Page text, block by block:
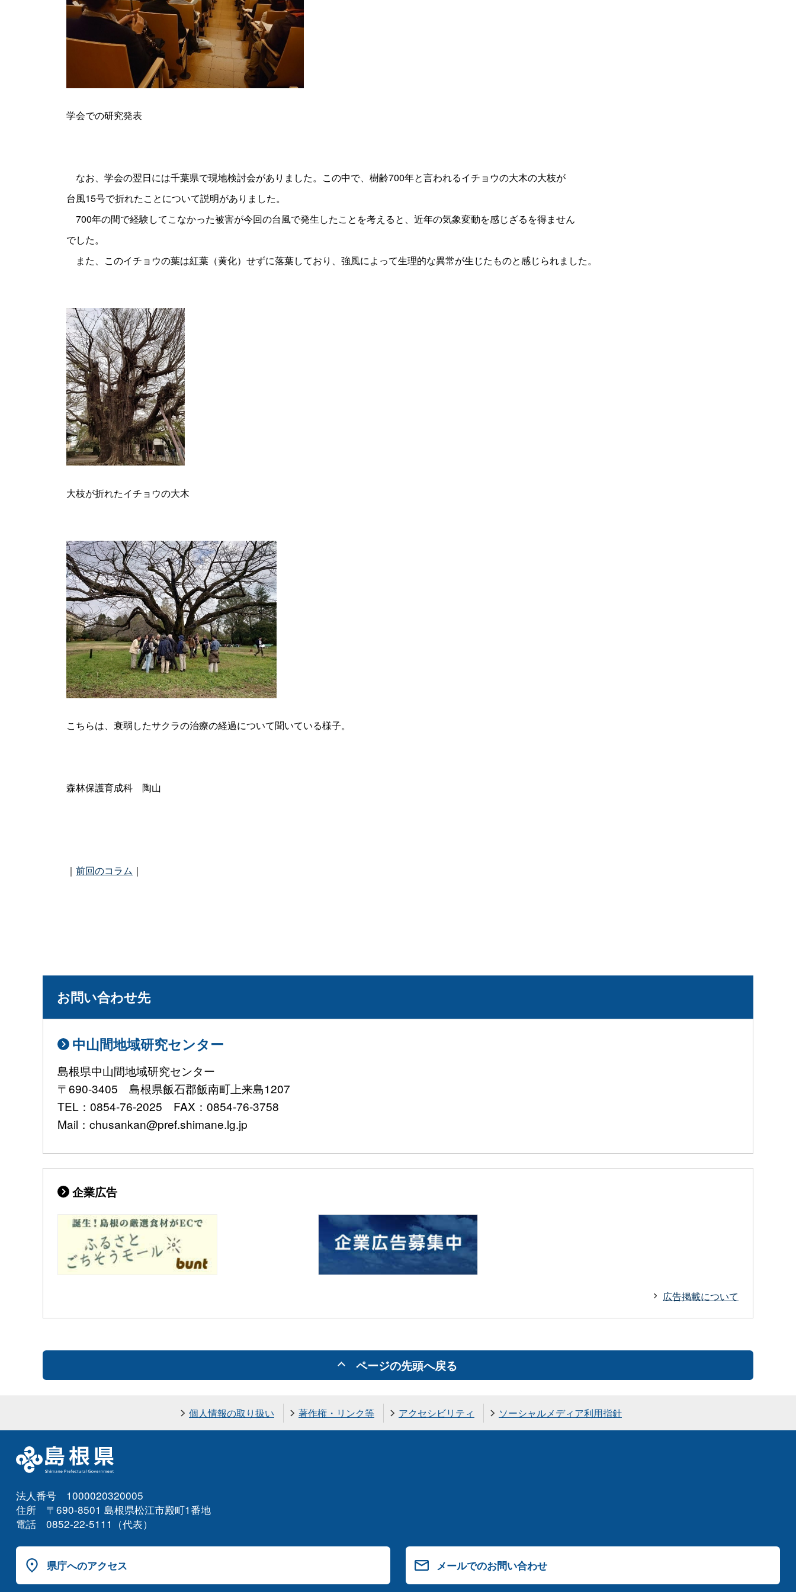
学会での研究発表
なお、学会の翌日には千葉県で現地検討会がありました。この中で、樹齢700年と言われるイチョウの大木の大枝が
台風15号で折れたことについて説明がありました。
700年の間で経験してこなかった被害が今回の台風で発生したことを考えると、近年の気象変動を感じざるを得ません
でした。
また、このイチョウの葉は紅葉（黄化）せずに落葉しており、強風によって生理的な異常が生じたものと感じられました。
大枝が折れたイチョウの大木
こちらは、衰弱したサクラの治療の経過について聞いている様子。
森林保護育成科 陶山
｜ 前回のコラム ｜
お問い合わせ先
中山間地域研究センター
島根県中山間地域研究センター
〒690-3405 島根県飯石郡飯南町上来島1207
TEL：0854-76-2025 FAX：0854-76-3758
Mail：chusankan@pref.shimane.lg.jp
企業広告
広告掲載について
ページの先頭へ戻る
個人情報の取り扱い 著作権・リンク等 アクセシビリティ ソーシャルメディア利用指針
法人番号 1000020320005
住所 〒690-8501 島根県松江市殿町1番地
電話 0852-22-5111（代表）
県庁へのアクセス メールでのお問い合わせ